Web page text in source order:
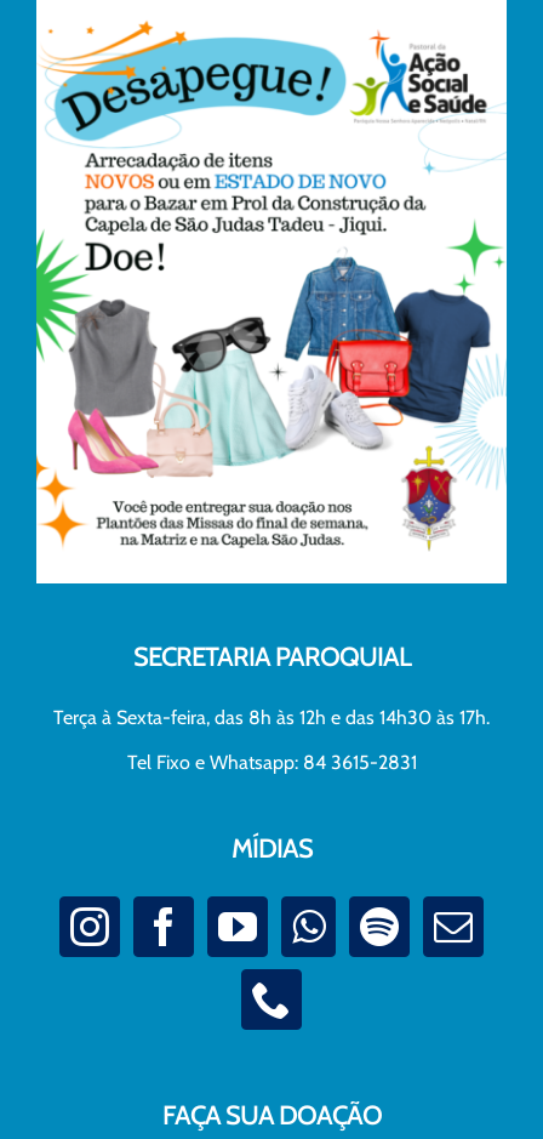
SECRETARIA PAROQUIAL
Terça à Sexta-feira, das 8h às 12h e das 14h30 às 17h.
Tel Fixo e Whatsapp: 84 3615-2831
MÍDIAS
FAÇA SUA DOAÇÃO